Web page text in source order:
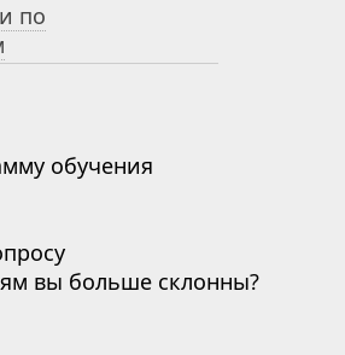
по
обучения
вы больше склонны?